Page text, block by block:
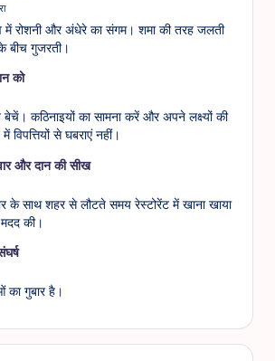
में रोशनी और अंधेरे का संगम। शमा की तरह जलती
बीच गुजरती।
को
बेचें। कठिनाइयों का सामना करें और अपने लक्ष्यों की
से घबराएं नहीं।
और दान की सीख
के साथ शहर से लौटते समय रेस्टोरेंट में खाना खाया
की।
का गुबार है।